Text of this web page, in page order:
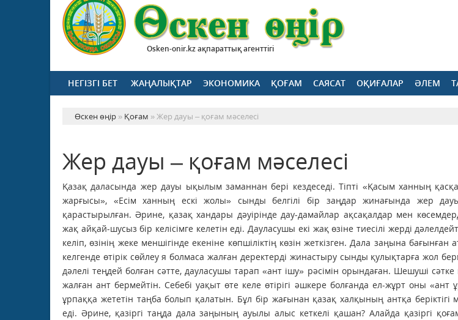
Osken-onir.kz ақпараттық агенттігі
НЕГІЗГІ БЕТ ЖАҢАЛЫҚТАР ЭКОНОМИКА ҚОҒАМ САЯСАТ ОҚИҒАЛАР ӘЛЕМ
Өскен өңір » Қоғам » Жер дауы – қоғам мәселесі
Жер дауы – қоғам мәселесі
Қазақ даласында жер дауы ықылым заманнан бері кездеседі. Тіпті «Қасым ханның
жарғысы», «Есім ханның ескі жолы» сынды белгілі бір заңдар жинағында жер
қарастырылған. Әрине, қазақ хандары дәуірінде дау-дамайлар ақсақалдар мен
жақ айқай-шусыз бір келісімге келетін еді. Дауласушы екі жақ өзіне тиесілі жерді
келіп, өзінің жеке меншігінде екеніне көпшіліктің көзін жеткізген. Дала заңына
келгенде өтірік сөйлеу я болмаса жалған деректерді жинастыру сынды қулықтарға жол
дәлелі теңдей болған сәтте, дауласушы тарап «ант ішу» рәсімін орындаған. Шешуші сәтке
жалған ант бермейтін. Себебі уақыт өте келе өтірігі әшкере болғанда ел-жұрт оны «ант
ұрпаққа жететін таңба болып қалатын. Бұл бір жағынан қазақ халқының антқа
еді. Әрине, қазіргі таңда дала заңының ауылы алыс кеткелі қашан? Алайда қазіргі